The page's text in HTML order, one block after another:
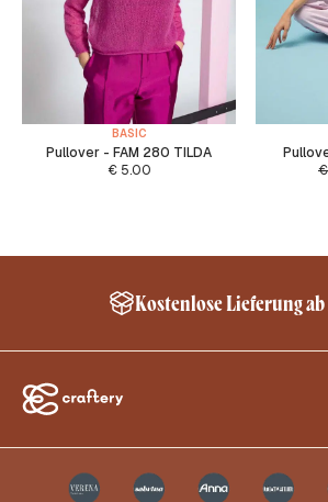
BASIC
Pullover - FAM 280 TILDA
€5.00
€
Kostenlose Lieferung ab